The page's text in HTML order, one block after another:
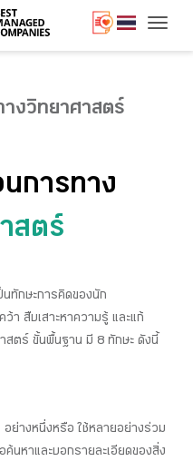
างวิทยาศาสตร์
การทาง
สตร์
นทักษะการคิดของนัก
า สืบเสาะหาความรู้ และแก้
สตร์ ขั้นพื้นฐาน มี 8 ทักษะ ดังนี้
อย่างหนึ่งหรือ ใช้หลายอย่างร่วม
นหาและบอกรายละเอียดของสิ่ง